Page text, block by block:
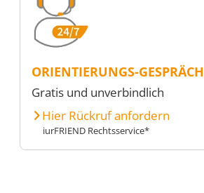
ORIENTIERUNGS-GESPRÄCH
Gratis und unverbindlich
Hier Rückruf anfordern
iurFRIEND Rechtsservice*